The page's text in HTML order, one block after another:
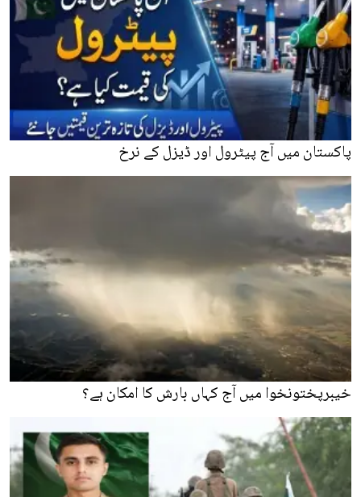
پاکستان میں آج پیٹرول اور ڈیزل کے نرخ
خیبرپختونخوا میں آج کہاں بارش کا امکان ہے؟